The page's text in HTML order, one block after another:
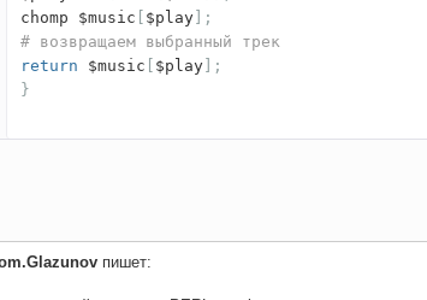
chomp $music
$play ];
# возвращаем выбранный трек
return $music $play ];
}
пишет: